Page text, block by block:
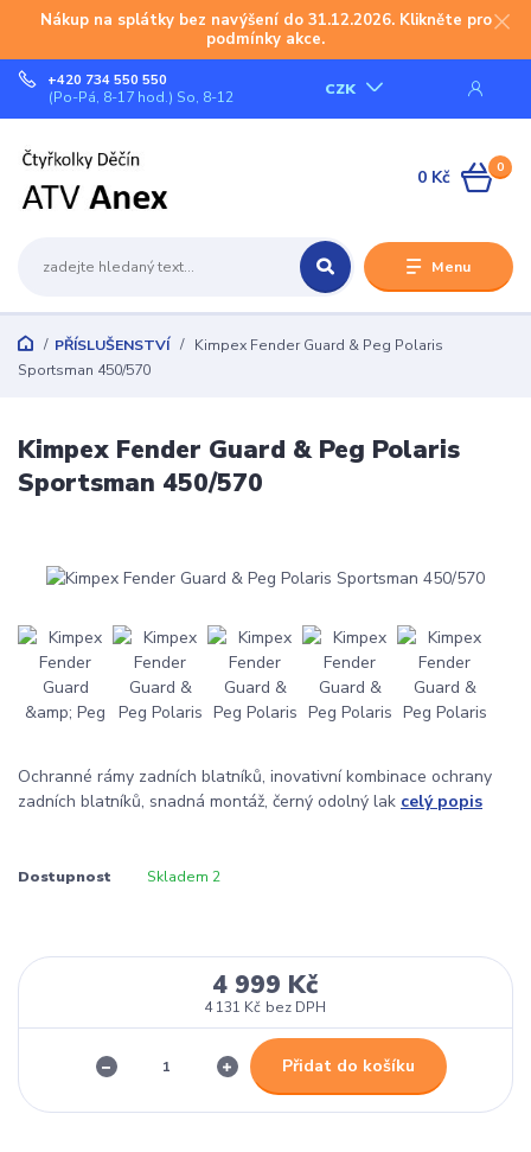
Nákup na splátky bez navýšení do 31.12.2026. Klikněte pro
podmínky akce.
Menu
CZK
+420 734 550 550
(Po-Pá, 8-17 hod.) So, 8-12
0
0 Kč
PŘÍSLUŠENSTVÍ
Kimpex Fender Guard & Peg Polaris
Sportsman 450/570
Kimpex Fender Guard & Peg Polaris
Sportsman 450/570
Ochranné rámy zadních blatníků, inovativní kombinace ochrany
zadních blatníků, snadná montáž, černý odolný lak celý popis
Dostupnost Skladem 2
4 999 Kč
4 131 Kč bez DPH
Přidat do košíku